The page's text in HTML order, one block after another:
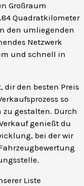
Großraum
Quadratkilometer
den umliegenden
Netzwerk
und schnell in
dir den besten Preis
so
gestalten. Durch
genießt du
bei der wir
Liste